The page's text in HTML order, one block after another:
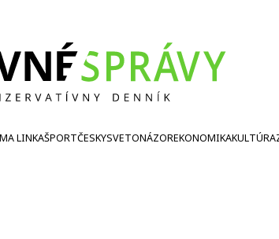
LINKAŠPORTČESKYSVETONÁZOREKONOMIKAKULTÚRA